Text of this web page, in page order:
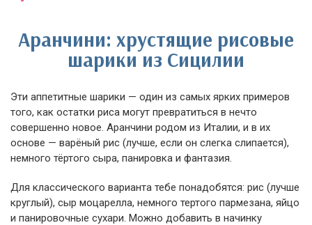
Аранчини: хрустящие рисовые
шарики из Сицилии
Эти аппетитные шарики — один из самых ярких примеров
того, как остатки риса могут превратиться в нечто
совершенно новое. Аранчини родом из Италии, и в их
основе — варёный рис (лучше, если он слегка слипается),
немного тёртого сыра, панировка и фантазия.
Для классического варианта тебе понадобятся: рис (лучше
круглый), сыр моцарелла, немного тертого пармезана, яйцо
и панировочные сухари. Можно добавить в начинку